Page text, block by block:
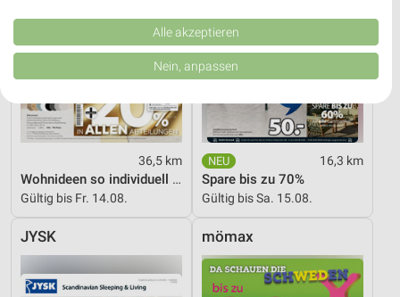
36,5 km
Wohnideen so individuell wie du!
Gültig bis Fr. 14.08.
16,3 km
Spare bis zu 70%
Gültig bis Sa. 15.08.
JYSK mömax
Kombinationen von Daten aus verschiedenen Quellen. Entwicklung und
Verbesserung der Angebote. Verwendung reduzierter Daten zur Auswahl
von Inhalten.
Daten können außerhalb der Europäischen Union weitergegeben und in die
USA gesendet werden.
Website/App.
Partnerliste anzeigen (1 IAB-Anbieter)
Wir nutzen Ihre Daten für folgende Zwecke:
IAB-Verarbeitungszwecke:
Speichern von oder Zugriff auf Informationen
Verwendung reduzierter Daten zur Auswahl von
Alle akzeptieren
Nein, anpassen